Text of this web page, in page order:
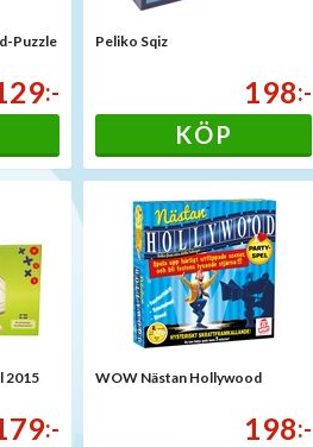
Puzzle
:-
Peliko Sqiz
198:-
KÖP
2015
:-
WOW Nästan Hollywood
198:-